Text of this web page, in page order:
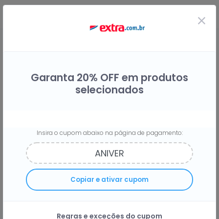
Compre na Extra e receba 3%do
seu dinheiro de volta
Garanta 20% OFF em produtos
selecionados
Insira o cupom abaixo na página de pagamento:
Copiar e ativar cupom
Regras e exceções do cupom